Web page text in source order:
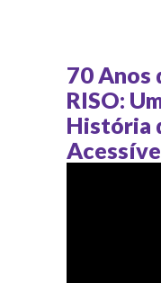
70 Anos
RISO:
História